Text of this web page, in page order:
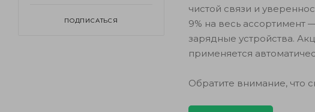
чистой связи и
9% на весь ассортимент
зарядные устройства.
применяется
Обратите внимание, что
ПОДПИСАТЬСЯ